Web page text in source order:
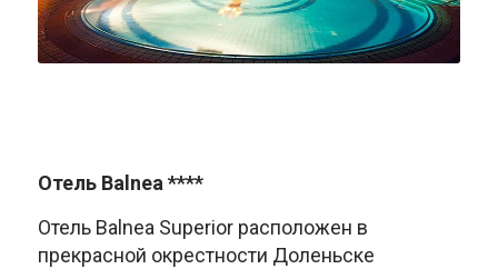
Отель Balnea ****
Отель Balnea Superior расположен в
прекрасной окрестности Доленьске